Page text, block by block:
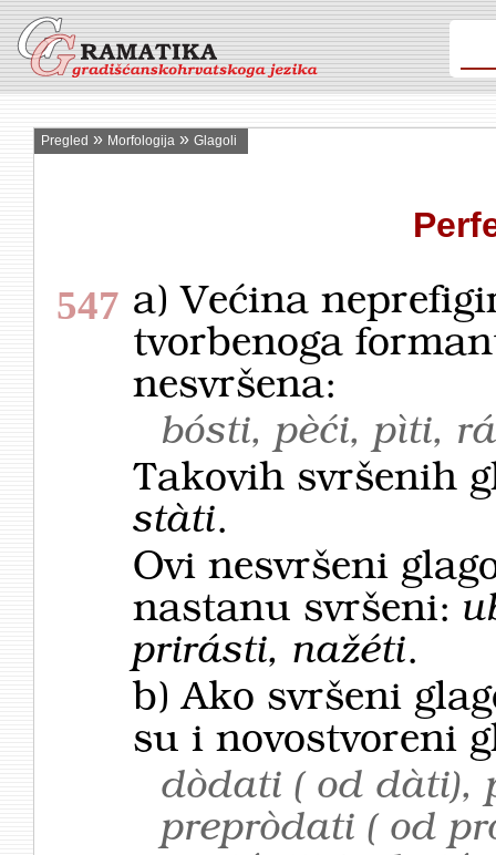
Pregled » Morfologija » Glagoli
547 a) Većina
tvorbenoga
nesvršena:
bósti, pèći, pìti,
Takovih svršenih
stàti.
Ovi nesvršeni
nastanu svršeni:
prirásti, nažéti.
b) Ako svršeni
su i novostvoreni
dòdati ( oddàti),
prepròdati ( od